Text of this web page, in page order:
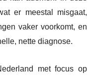
er meestal misgaat,
vaker voorkomt, en
nette diagnose.
met focus op